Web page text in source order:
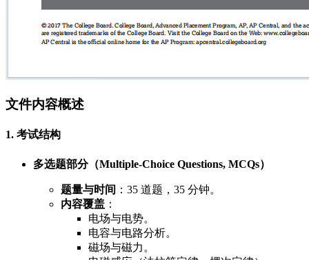
文件内容概述
1. 考试结构
多选题部分（Multiple-Choice Questions, MCQs）
题量与时间 ：35 道题，35 分钟。
内容覆盖 ：
电场与电势。
电容与电路分析。
磁场与磁力。